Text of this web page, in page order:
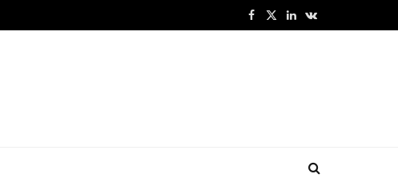
Facebook
X
LinkedInVKontakte